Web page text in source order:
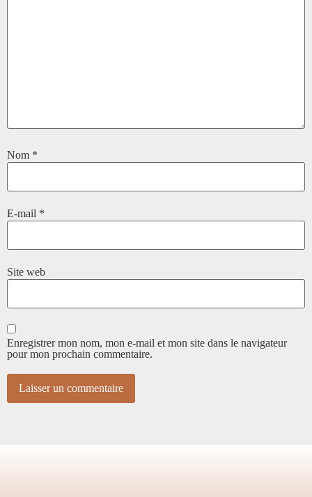
Nom *
E-mail *
Site web
Enregistrer mon nom, mon e-mail et mon site dans le navigateur
pour mon prochain commentaire.